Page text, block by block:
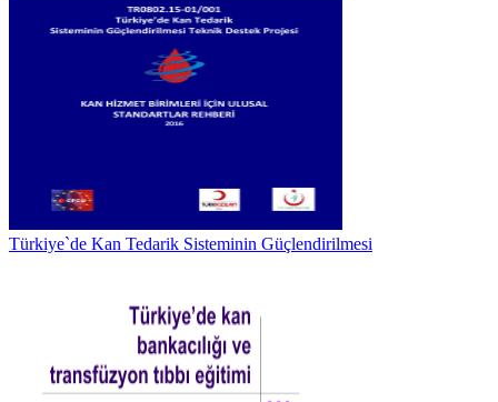
Türkiye`de Kan Tedarik Sisteminin Güçlendirilmesi